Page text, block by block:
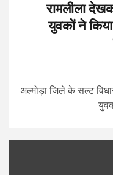
रामलीला
युवकों ने
अल्मोड़ा जिले के सल्ट